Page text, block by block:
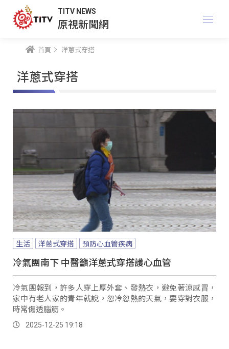
TITV NEWS
原視新聞網
首頁 洋蔥式穿搭
洋蔥式穿搭
生活 洋蔥式穿搭 預防心血管疾病
冷氣團南下 中醫籲洋蔥式穿搭護心血管
冷氣團報到，許多人穿上厚外套、發熱衣，避免著涼感冒，
家中有老人家的青年就說，忽冷忽熱的天氣，要穿對衣服，
時常傷透腦筋。
2025-12-25 19:18